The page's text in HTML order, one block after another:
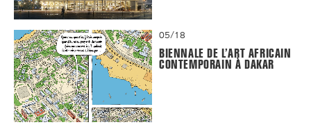
05/18
BIENNALE DE L’ART AFRICAIN
CONTEMPORAIN À DAKAR